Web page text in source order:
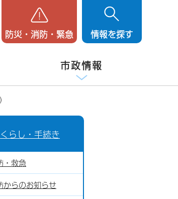
防災・消防・緊急 情報を探す
市政情報
くらし・手続き
・救急
からのお知らせ